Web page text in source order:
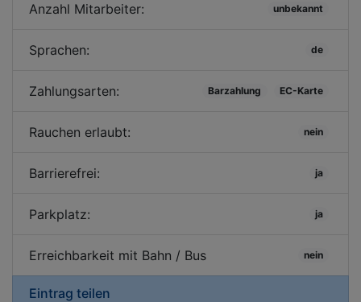
Anzahl Mitarbeiter: unbekannt
Sprachen: de
Zahlungsarten: Barzahlung EC-Karte
Rauchen erlaubt: nein
Barrierefrei: ja
Parkplatz: ja
Erreichbarkeit mit Bahn / Bus nein
Eintrag teilen